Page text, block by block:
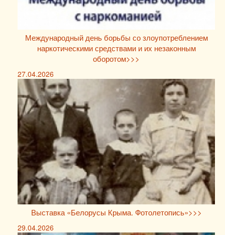
Международный день борьбы со злоупотреблением
наркотическими средствами и их незаконным
оборотом>>>
27.04.2026
Выставка «Белорусы Крыма. Фотолетопись»>>>
29.04.2026